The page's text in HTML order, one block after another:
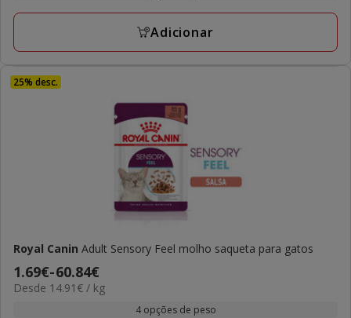
avaliações
a
Adicionar
25% desc.
Royal Canin Adult Sensory Feel molho saqueta para gatos
Preço
de
1.69€-60.84€
14.91€
Desde 14.91€ / kg
4 opções de peso